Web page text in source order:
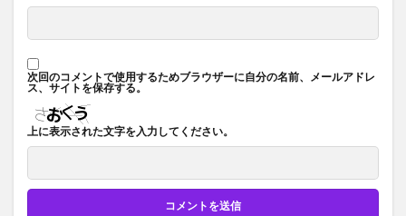
次回のコメントで使用するためブラウザーに自分の名前、メールアドレ
ス、サイトを保存する。
上に表示された文字を入力してください。